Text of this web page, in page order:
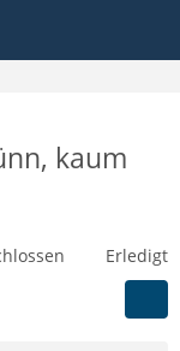
kaum
Erledigt